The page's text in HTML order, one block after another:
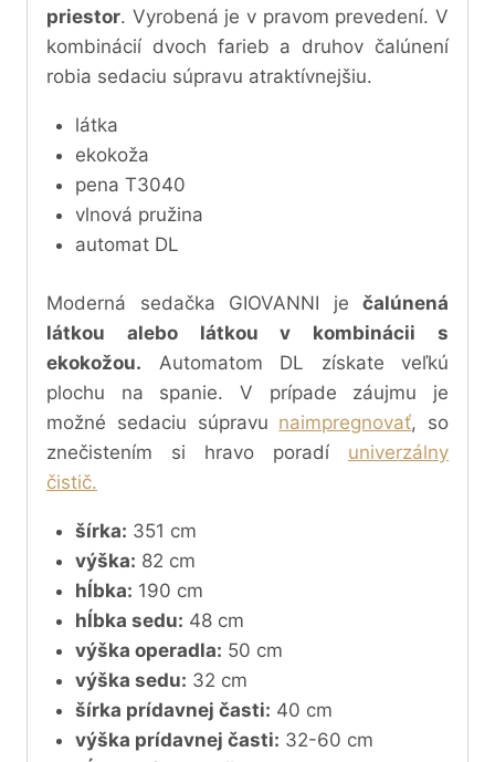
priestor. Vyrobená je v pravom prevedení. V
kombinácií dvoch farieb a druhov čalúnení
robia sedaciu súpravu atraktívnejšiu.
látka
ekokoža
pena T3040
vlnová pružina
automat DL
Moderná sedačka GIOVANNI je čalúnená
látkou alebo látkou v kombinácii s
ekokožou. Automatom DL získate veľkú
plochu na spanie. V prípade záujmu je
možné sedaciu súpravu naimpregnovať, so
znečistením si hravo poradí univerzálny
čistič.
šírka: 351 cm
výška: 82 cm
hĺbka: 190 cm
hĺbka sedu: 48 cm
výška operadla: 50 cm
výška sedu: 32 cm
šírka prídavnej časti: 40 cm
výška prídavnej časti: 32-60 cm